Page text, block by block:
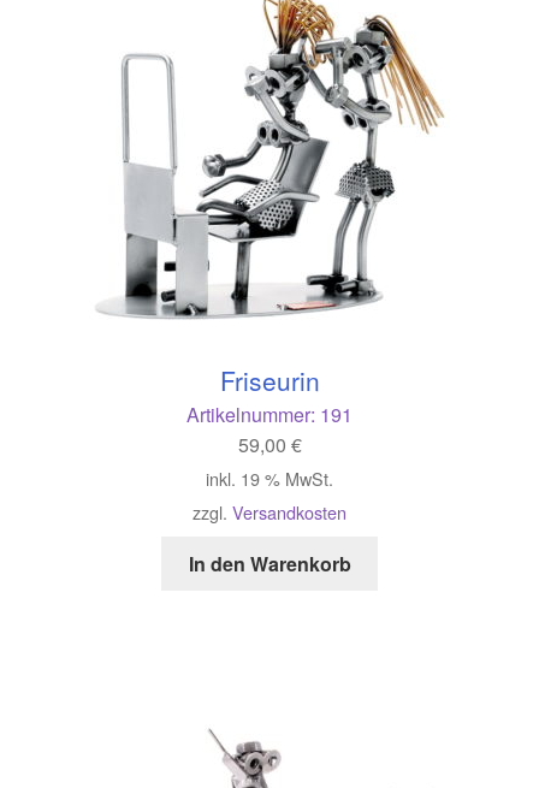
Friseurin
Artikelnummer: 191
59,00 €
inkl. 19 % MwSt.
zzgl. Versandkosten
In den Warenkorb